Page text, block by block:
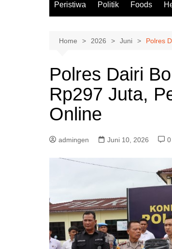
Peristiwa Politik Foods
Home 2026 Juni Polres
Polres Dairi
Rp297 Juta,
Online
admingen Juni 10, 2026 0